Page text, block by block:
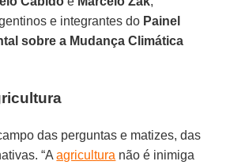
e integrantes do Painel
sobre a Mudança Climática
das perguntas e matizes, das
“Aagricultura não é inimiga